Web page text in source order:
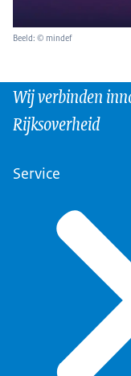
Beeld: © mindef
Wij verbinden
Rijksoverheid
Service